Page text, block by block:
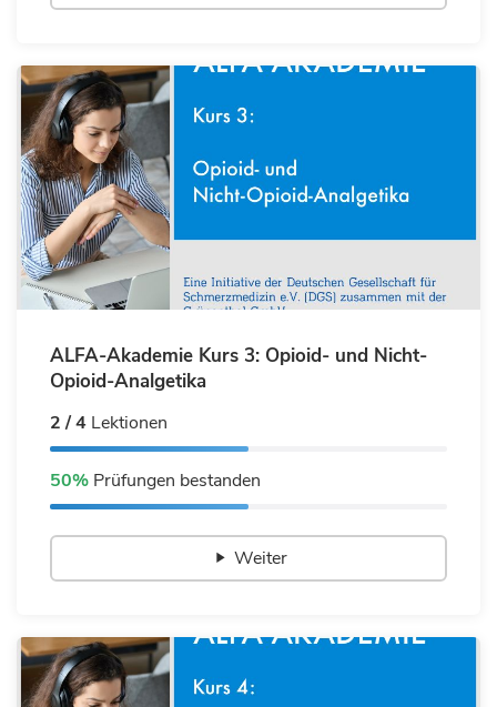
ALFA-Akademie Kurs 3: Opioid- und Nicht-
Opioid-Analgetika
2 / 4 Lektionen
50% Prüfungen bestanden
Weiter